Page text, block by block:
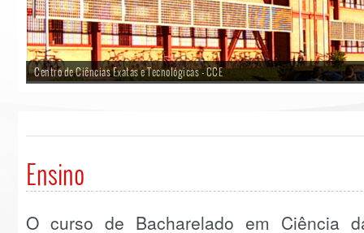
Centro de Ciências Exatas e Tecnológicas - CCE
Ensino
O curso de Bacharelado em Ciência